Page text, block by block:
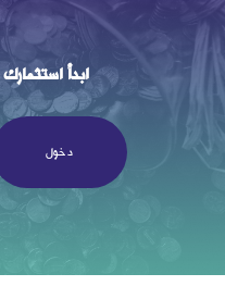
ابدأاستثمارك
دخول